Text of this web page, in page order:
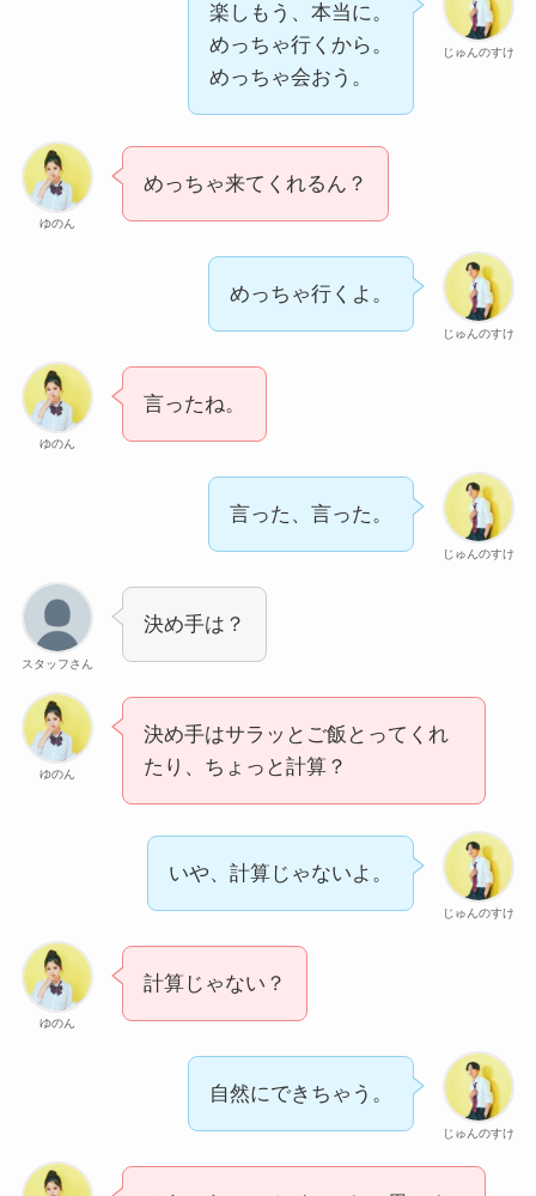
じゅんのすけ
楽しもう、本当に。
めっちゃ行くから。
めっちゃ会おう。
ゆのん
めっちゃ来てくれるん？
じゅんのすけ
めっちゃ行くよ。
ゆのん
言ったね。
じゅんのすけ
言った、言った。
スタッフさん
決め手は？
ゆのん
決め手はサラッとご飯とってくれ
たり、ちょっと計算？
じゅんのすけ
いや、計算じゃないよ。
ゆのん
計算じゃない？
じゅんのすけ
自然にできちゃう。